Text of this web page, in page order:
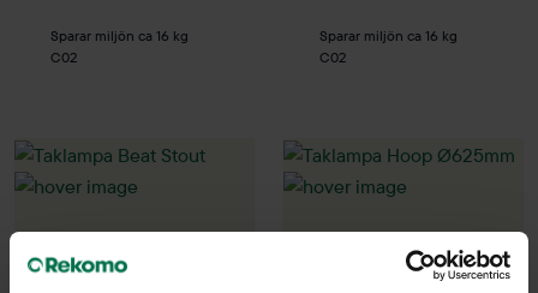
Sparar miljön ca 16 kg
C02
Sparar miljön ca 16 kg
C02